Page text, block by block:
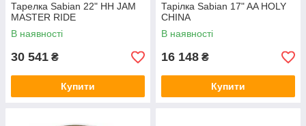
Тарелка Sabian 22" HH JAM
MASTER RIDE
В наявності
30 541 ₴
Купити
Тарілка Sabian 17" AA HOLY
CHINA
В наявності
16 148 ₴
Купити